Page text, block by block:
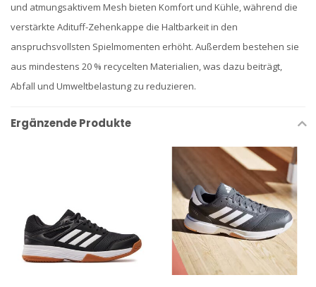
und atmungsaktivem Mesh bieten Komfort und Kühle, während die
verstärkte Adituff-Zehenkappe die Haltbarkeit in den
anspruchsvollsten Spielmomenten erhöht. Außerdem bestehen sie
aus mindestens 20 % recycelten Materialien, was dazu beiträgt,
Abfall und Umweltbelastung zu reduzieren.
Ergänzende Produkte